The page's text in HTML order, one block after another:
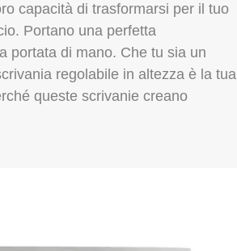
capacità di trasformarsi per il tuo
Portano una perfetta
portata di mano. Che tu sia un
regolabile in altezza è la tua
queste scrivanie creano